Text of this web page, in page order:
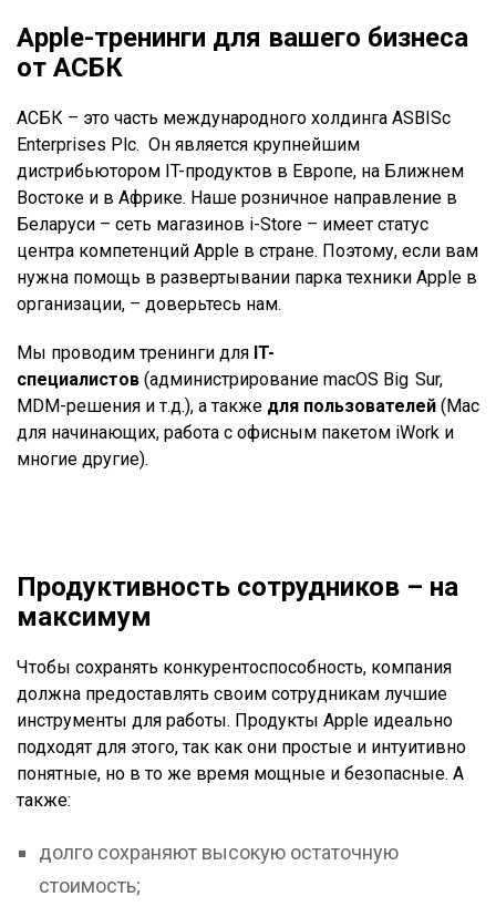
Apple-тренинги для вашего бизнеса
от АСБК
АСБК – это часть международного холдинга ASBISc
Enterprises Plc. Он является крупнейшим
дистрибьютором IT-продуктов в Европе, на Ближнем
Востоке и в Африке. Наше розничное направление в
Беларуси – сеть магазинов i-Store – имеет статус
центра компетенций Apple в стране. Поэтому, если вам
нужна помощь в развертывании парка техники Apple в
организации, – доверьтесь нам.
Мы проводим тренинги для IT-
специалистов (администрирование macOS Big Sur,
MDM-решения и т.д.), а также для пользователей (Mac
для начинающих, работа с офисным пакетом iWork и
многие другие).
Продуктивность сотрудников – на
максимум
Чтобы сохранять конкурентоспособность, компания
должна предоставлять своим сотрудникам лучшие
инструменты для работы. Продукты Apple идеально
подходят для этого, так как они простые и интуитивно
понятные, но в то же время мощные и безопасные. А
также:
долго сохраняют высокую остаточную
стоимость;